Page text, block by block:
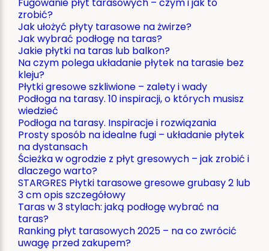
Fugowanie płyt tarasowych – czym i jak to
zrobić?
Jak ułożyć płyty tarasowe na żwirze?
Jak wybrać podłogę na taras?
Jakie płytki na taras lub balkon?
Na czym polega układanie płytek na tarasie bez
kleju?
Płytki gresowe szkliwione – zalety i wady
Podłoga na tarasy. 10 inspiracji, o których musisz
wiedzieć
Podłoga na tarasy. Inspiracje i rozwiązania
Prosty sposób na idealne fugi – układanie płytek
na dystansach
Ścieżka w ogrodzie z płyt gresowych – jak zrobić i
dlaczego warto?
STARGRES Płytki tarasowe gresowe grubasy 2 lub
3 cm opis szczegółowy
Taras w 3 stylach: jaką podłogę wybrać na
taras?
Ranking płyt tarasowych 2025 – na co zwrócić
uwagę przed zakupem?